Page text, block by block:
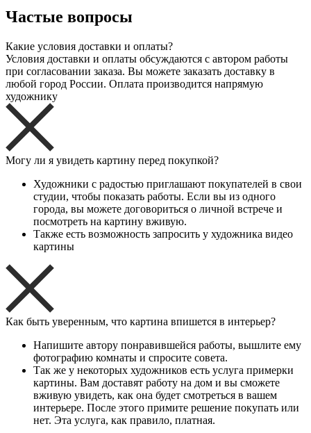
Частые вопросы
Какие условия доставки и оплаты?
Условия доставки и оплаты обсуждаются с автором работы
при согласовании заказа. Вы можете заказать доставку в
любой город России. Оплата производится напрямую
художнику
Могу ли я увидеть картину перед покупкой?
Художники с радостью приглашают покупателей в свои
студии, чтобы показать работы. Если вы из одного
города, вы можете договориться о личной встрече и
посмотреть на картину вживую.
Также есть возможность запросить у художника видео
картины
Как быть уверенным, что картина впишется в интерьер?
Напишите автору понравившейся работы, вышлите ему
фотографию комнаты и спросите совета.
Так же у некоторых художников есть услуга примерки
картины. Вам доставят работу на дом и вы сможете
вживую увидеть, как она будет смотреться в вашем
интерьере. После этого примите решение покупать или
нет. Эта услуга, как правило, платная.